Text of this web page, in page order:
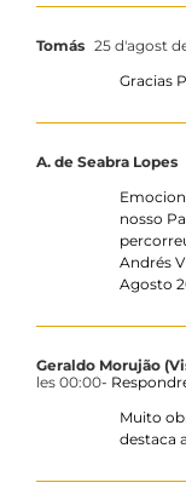
Tomás 25 d'agost
Gracias
A. de Seabra Lopes
nosso
Andrés
Agosto
Geraldo Morujão
les 00:00-
Muito
destaca